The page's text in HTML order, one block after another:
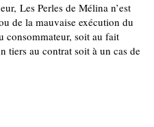
Les Perles de Mélina n’est
de la mauvaise exécution du
consommateur, soit au fait
tiers au contrat soit à un cas de